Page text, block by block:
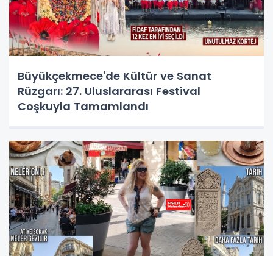
Büyükçekmece'de Kültür ve Sanat
Rüzgarı: 27. Uluslararası Festival
Coşkuyla Tamamlandı